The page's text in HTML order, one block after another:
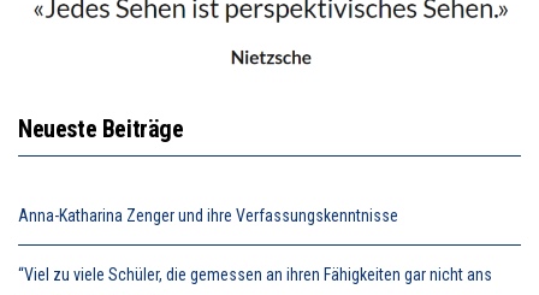
Neueste Beiträge
Anna-Katharina Zenger und ihre Verfassungskenntnisse
“Viel zu viele Schüler, die gemessen an ihren Fähigkeiten gar nicht ans